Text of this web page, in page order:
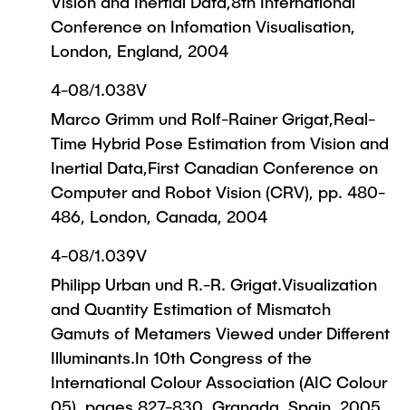
Conference on Infomation Visualisation,
London, England, 2004
4-08/1.038V
Marco Grimm und Rolf-Rainer Grigat,Real-
Time Hybrid Pose Estimation from Vision and
Inertial Data,First Canadian Conference on
Computer and Robot Vision (CRV), pp. 480-
486, London, Canada, 2004
4-08/1.039V
Philipp Urban und R.-R. Grigat.Visualization
and Quantity Estimation of Mismatch
Gamuts of Metamers Viewed under Different
Illuminants.In 10th Congress of the
International Colour Association (AIC Colour